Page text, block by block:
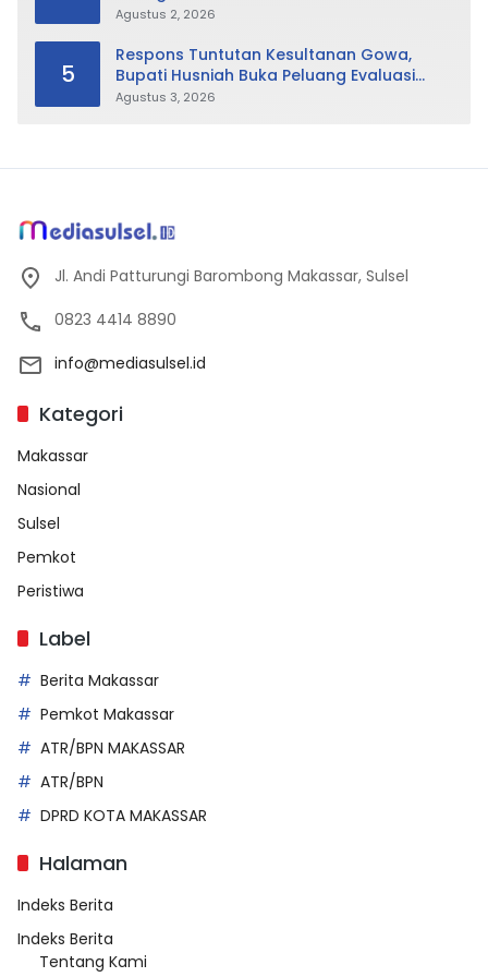
Agustus 2, 2026
5
Respons Tuntutan Kesultanan Gowa,
Bupati Husniah Buka Peluang Evaluasi
Perda LAD: Bisa Direvisi Bahkan Diganti
Agustus 3, 2026
Jl. Andi Patturungi Barombong Makassar, Sulsel
0823 4414 8890
info@mediasulsel.id
Kategori
Makassar
Nasional
Sulsel
Pemkot
Peristiwa
Label
Berita Makassar
Pemkot Makassar
ATR/BPN MAKASSAR
ATR/BPN
DPRD KOTA MAKASSAR
Halaman
Indeks Berita
Indeks Berita
Tentang Kami